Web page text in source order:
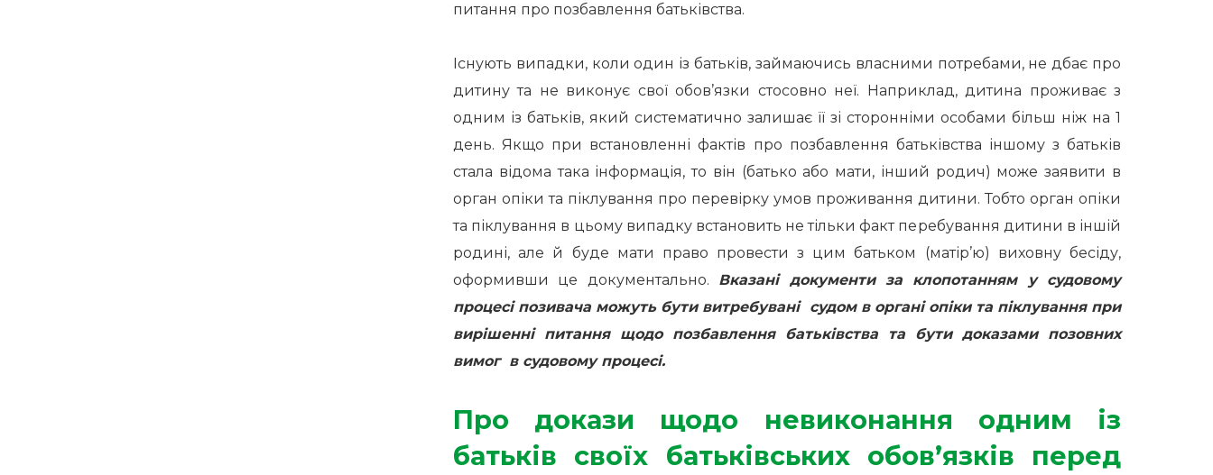
питання про позбавлення батьківства.
Існують випадки, коли один із батьків, займаючись власними потребами, не дбає про
дитину та не виконує свої обов’язки стосовно неї. Наприклад, дитина проживає з
одним із батьків, який систематично залишає її зі сторонніми особами більш ніж на 1
день. Якщо при встановленні фактів про позбавлення батьківства іншому з батьків
стала відома така інформація, то він (батько або мати, інший родич) може заявити в
орган опіки та піклування про перевірку умов проживання дитини. Тобто орган опіки
та піклування в цьому випадку встановить не тільки факт перебування дитини в іншій
родині, але й буде мати право провести з цим батьком (матір’ю) виховну бесіду,
оформивши це документально. Вказані документи за клопотанням у судовому
процесі позивача можуть бути витребувані судом в органі опіки та піклування при
вирішенні питання щодо позбавлення батьківства та бути доказами позовних
вимог в судовому процесі.
Про докази щодо невиконання одним із
батьків своїх батьківських обов’язків перед